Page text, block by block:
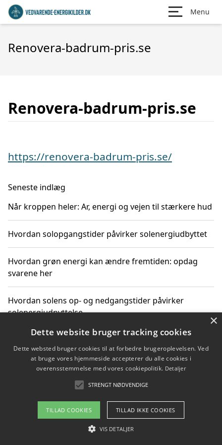
Menu
Renovera-badrum-pris.se
Renovera-badrum-pris.se
https://renovera-badrum-pris.se/
Seneste indlæg
Når kroppen heler: Ar, energi og vejen til stærkere hud
Hvordan solopgangstider påvirker solenergiudbyttet
Hvordan grøn energi kan ændre fremtiden: opdag
svarene her
Hvordan solens op- og nedgangstider påvirker
solenergiudnyttelse
Hvordan du får svar på energispørgsmål om
vedvarende energikilder
Om / kontakt
Blog Betingelser
×
Dette website bruger tracking cookies
Dette websted bruger cookies til at forbedre brugeroplevelsen. Ved
at bruge vores hjemmeside accepterer du alle cookies i
overensstemmelse med vores cookiepolitik. Detaljer
STRENGT NØDVENDIGE
TILLAD COOKIES TILLAD IKKE COOKIES
VIS DETALJER